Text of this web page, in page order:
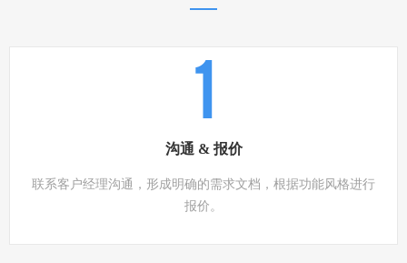
沟通 & 报价
联系客户经理沟通，形成明确的需求文档，根据功能风格进行
报价。